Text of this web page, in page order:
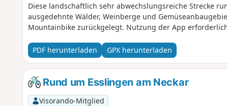
Diese landschaftlich sehr abwechslungsreiche Strecke
ausgedehnte Wälder, Weinberge und
Mountainbike zurückgelegt. Nutzung der App
PDF herunterladen GPX herunterladen
Rund um Esslingen am Neckar
Visorando-Mitglied